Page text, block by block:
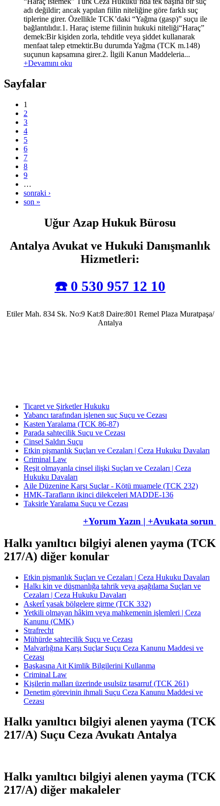
adı değildir; ancak yapılan fiilin niteliğine göre farklı suç
tiplerine girer. Özellikle TCK’daki “Yağma (gasp)” suçu ile
bağlantılıdır.1. Haraç isteme fiilinin hukuki niteliği“Haraç”
demek:Bir kişiden zorla, tehditle veya şiddet kullanarak
menfaat talep etmektir.Bu durumda Yağma (TCK m.148)
suçunun kapsamına girer.2. İlgili Kanun Maddeleria...
+Devamını oku
Sayfalar
1
2
3
4
5
6
7
8
9
…
sonraki ›
son »
Uğur Azap Hukuk Bürosu
Antalya Avukat ve Hukuki Danışmanlık
Hizmetleri:
☎️ 0 530 957 12 10
Etiler Mah. 834 Sk. No:9 Kat:8 Daire:801 Remel Plaza Muratpaşa/
Antalya
Ticaret ve Şirketler Hukuku
Yabancı tarafından işlenen suç Suçu ve Cezası
Kasten Yaralama (TCK 86-87)
Parada sahtecilik Suçu ve Cezası
Cinsel Saldırı Suçu
Etkin pişmanlık Suçları ve Cezaları | Ceza Hukuku Davaları
Criminal Law
Reşit olmayanla cinsel ilişki Suçları ve Cezaları | Ceza
Hukuku Davaları
Aile Düzenine Karşı Suçlar - Kötü muamele (TCK 232)
HMK-Tarafların ikinci dilekçeleri ​​​​​​​MADDE-136
Taksirle Yaralama Suçu ve Cezası
+Yorum Yazın | +Avukata sorun
Halkı yanıltıcı bilgiyi alenen yayma (TCK
217/A) diğer konular
Etkin pişmanlık Suçları ve Cezaları | Ceza Hukuku Davaları
Halkı kin ve düşmanlığa tahrik veya aşağılama Suçları ve
Cezaları | Ceza Hukuku Davaları
Askerî yasak bölgelere girme (TCK 332)
Yetkili olmayan hâkim veya mahkemenin işlemleri | Ceza
Kanunu (CMK)
Strafrecht
Mühürde sahtecilik Suçu ve Cezası
Malvarlığına Karşı Suçlar Suçu Ceza Kanunu Maddesi ve
Cezası
Başkasına Ait Kimlik Bilgilerini Kullanma
Criminal Law
Kişilerin malları üzerinde usulsüz tasarruf (TCK 261)
Denetim görevinin ihmali Suçu Ceza Kanunu Maddesi ve
Cezası
Halkı yanıltıcı bilgiyi alenen yayma (TCK
217/A) Suçu Ceza Avukatı Antalya
Halkı yanıltıcı bilgiyi alenen yayma (TCK
217/A) diğer makaleler